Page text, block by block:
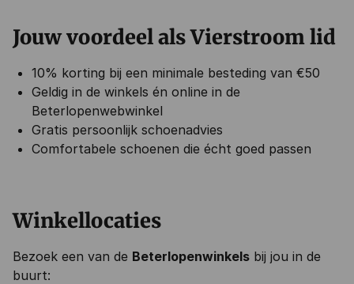
Jouw voordeel als Vierstroom lid
10% korting bij een minimale besteding van €50
Geldig in de winkels én online in de
Beterlopenwebwinkel
Gratis persoonlijk schoenadvies
Comfortabele schoenen die écht goed passen
Winkellocaties
Bezoek een van de Beterlopenwinkels bij jou in de
buurt: